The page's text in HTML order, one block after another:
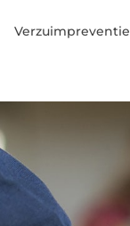
Verzuimpreventie